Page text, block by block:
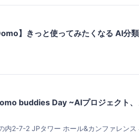
】きっと使ってみたくなる AI分
buddies Day ~AIプロジェクト
内2-7-2JPタワー ホール&カンファレンス